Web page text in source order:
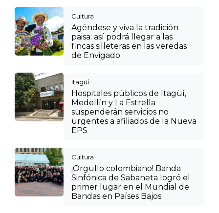
Cultura
Agéndese y viva la tradición
paisa: así podrá llegar a las
fincas silleteras en las veredas
de Envigado
Itagüí
Hospitales públicos de Itagüí,
Medellín y La Estrella
suspenderán servicios no
urgentes a afiliados de la Nueva
EPS
Cultura
¡Orgullo colombiano! Banda
Sinfónica de Sabaneta logró el
primer lugar en el Mundial de
Bandas en Países Bajos